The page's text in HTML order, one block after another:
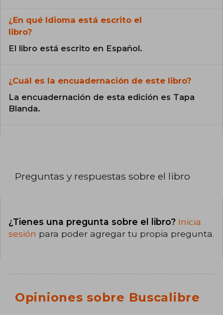
¿En qué Idioma está escrito el
libro?
El libro está escrito en Español.
¿Cuál es la encuadernación de este libro?
La encuadernación de esta edición es Tapa
Blanda.
Preguntas y respuestas sobre el libro
¿Tienes una pregunta sobre el libro? Inicia
sesión para poder agregar tu propia pregunta.
Opiniones sobre Buscalibre